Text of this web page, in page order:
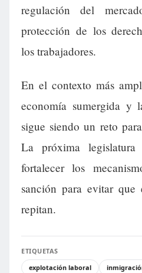
regulación del
protección de los
los trabajadores.
En el contexto más
economía sumergida y
sigue siendo un reto
La próxima legislatura
fortalecer los
sanción para evitar que
repitan.
ETIQUETAS
explotación laboral